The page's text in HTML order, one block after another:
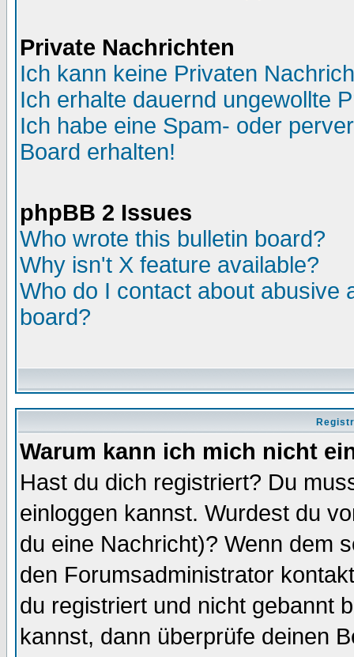
Private Nachrichten
Ich kann keine Privaten
Ich erhalte dauernd ungewollte
Ich habe eine Spam- oder
Board erhalten!
phpBB 2 Issues
Who wrote this bulletin board?
Why isn't X feature available?
Who do I contact about abusive
board?
Warum kann ich mich nicht
Hast du dich registriert? Du
einloggen kannst. Wurdest du
du eine Nachricht)? Wenn dem
den Forumsadministrator
du registriert und nicht gebannt
kannst, dann überprüfe deinen